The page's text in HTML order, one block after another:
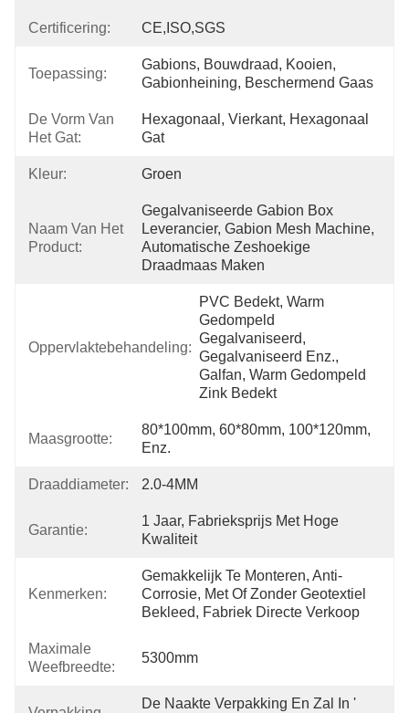
Certificering: CE,ISO,SGS
Toepassing:
Gabions, Bouwdraad, Kooien,
Gabionheining, Beschermend Gaas
De Vorm Van
Het Gat:
Hexagonaal, Vierkant, Hexagonaal
Gat
Kleur: Groen
Naam Van Het
Product:
Gegalvaniseerde Gabion Box
Leverancier, Gabion Mesh Machine,
Automatische Zeshoekige
Draadmaas Maken
Oppervlaktebehandeling:
PVC Bedekt, Warm
Gedompeld
Gegalvaniseerd,
Gegalvaniseerd Enz.,
Galfan, Warm Gedompeld
Zink Bedekt
Maasgrootte:
80*100mm, 60*80mm, 100*120mm,
Enz.
Draaddiameter: 2.0-4MM
Garantie:
1 Jaar, Fabrieksprijs Met Hoge
Kwaliteit
Kenmerken:
Gemakkelijk Te Monteren, Anti-
Corrosie, Met Of Zonder Geotextiel
Bekleed, Fabriek Directe Verkoop
Maximale
Weefbreedte:
5300mm
De Naakte Verpakking En Zal In '